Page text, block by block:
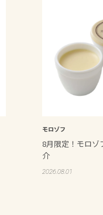
モロゾフ
8月限定！モロゾ
介
2026.08.01